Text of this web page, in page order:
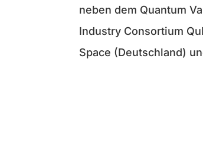
neben dem Quantum
Industry Consortium
Space (Deutschland)